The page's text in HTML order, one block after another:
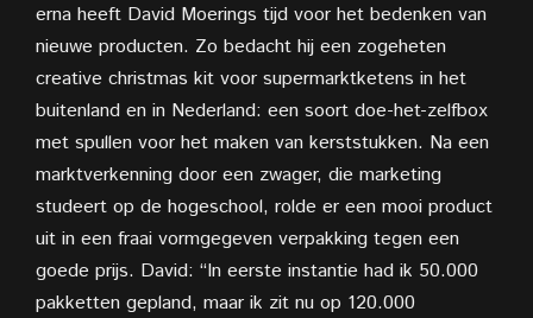
erna heeft David Moerings tijd voor het bedenken van
nieuwe producten. Zo bedacht hij een zogeheten
creative christmas kit voor supermarktketens in het
buitenland en in Nederland: een soort doe-het-zelfbox
met spullen voor het maken van kerststukken. Na een
marktverkenning door een zwager, die marketing
studeert op de hogeschool, rolde er een mooi product
uit in een fraai vormgegeven verpakking tegen een
goede prijs. David: “In eerste instantie had ik 50.000
pakketten gepland, maar ik zit nu op 120.000